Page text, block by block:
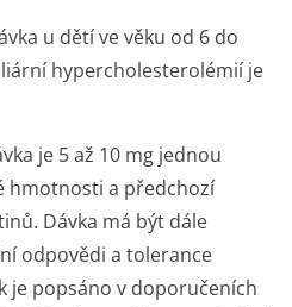
u dětí ve věku od 6 do
hypercholeste­rolémií je
je 5 až 10 mg jednou
hmotnosti a předchozí
Dávka má být dále
odpovědi a tolerance
je popsáno v doporučeních